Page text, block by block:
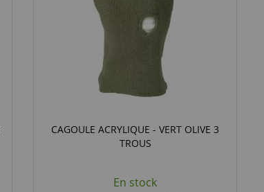
CAGOULE ACRYLIQUE - VERT OLIVE 3
TROUS
En stock